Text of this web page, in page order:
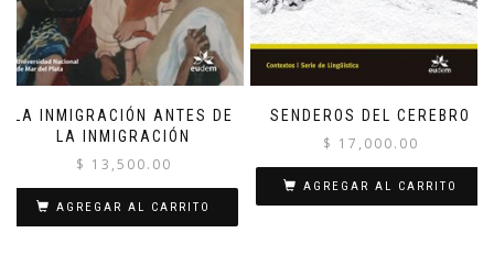
LA INMIGRACIÓN ANTES DE
LA INMIGRACIÓN
$ 13,500.00
AGREGAR AL CARRITO
SENDEROS DEL CEREBRO
$ 17,000.00
AGREGAR AL CARRITO